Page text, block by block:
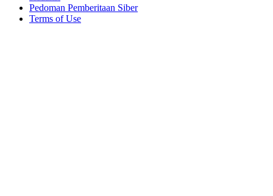
Pedoman Pemberitaan Siber
Terms of Use